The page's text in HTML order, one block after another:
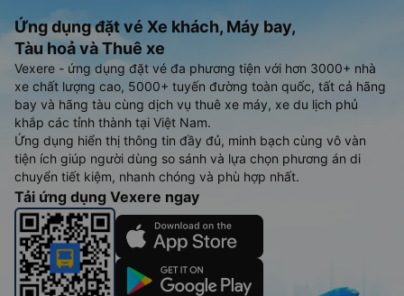
Ứng dụng đặt vé Xe khách, Máy bay,
Tàu hoả và Thuê xe
Vexere - ứng dụng đặt vé đa phương tiện với hơn 3000+ nhà
xe chất lượng cao, 5000+ tuyến đường toàn quốc, tất cả hãng
bay và hãng tàu cùng dịch vụ thuê xe máy, xe du lịch phủ
khắp các tỉnh thành tại Việt Nam.
Ứng dụng hiển thị thông tin đầy đủ, minh bạch cùng vô vàn
tiện ích giúp người dùng so sánh và lựa chọn phương án di
chuyển tiết kiệm, nhanh chóng và phù hợp nhất.
Tải ứng dụng Vexere ngay